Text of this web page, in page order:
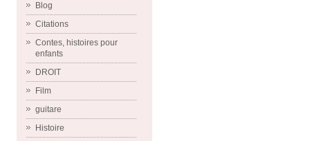
Blog
Citations
Contes, histoires pour
enfants
DROIT
Film
guitare
Histoire